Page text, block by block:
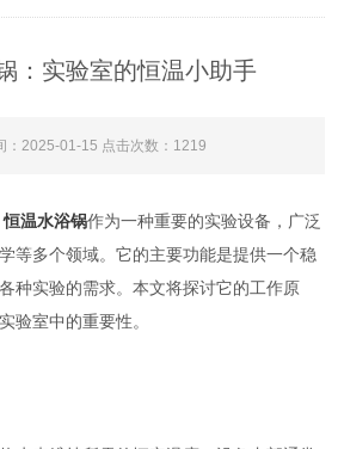
：实验室的恒温小助手
：2025-01-15 点击次数：1219
恒温水浴锅作为一种重要的实验设备，广泛
等多个领域。它的主要功能是提供一个稳
种实验的需求。本文将探讨它的工作原
验室中的重要性。